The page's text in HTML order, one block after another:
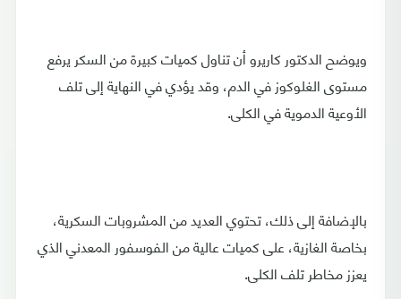
ويوضح الدكتور كاريرو أن تناول كميات كبيرة من السكر يرفع
مستوى الغلوكوز في الدم، وقد يؤدي في النهاية إلى تلف
الأوعية الدموية في الكلى.
بالإضافة إلى ذلك، تحتوي العديد من المشروبات السكرية،
بخاصة الغازية، على كميات عالية من الفوسفور المعدني الذي
يعزز مخاطر تلف الكلى.